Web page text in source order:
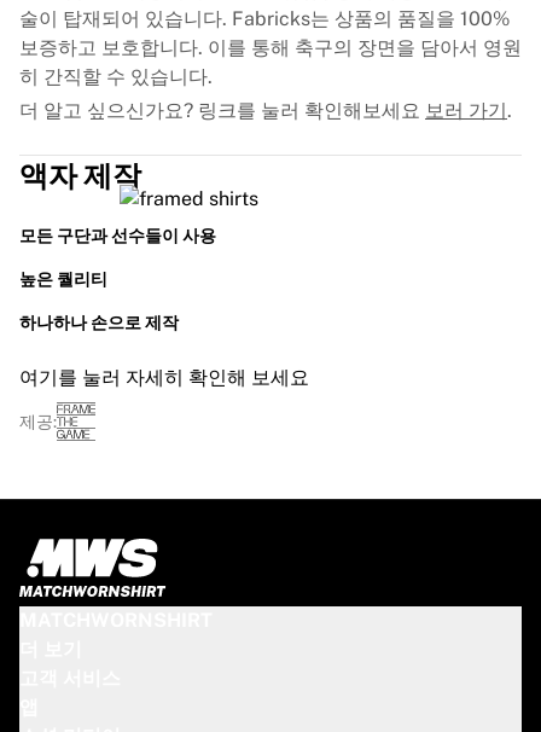
술이 탑재되어 있습니다. Fabricks는 상품의 품질을 100%
보증하고 보호합니다. 이를 통해 축구의 장면을 담아서 영원
히 간직할 수 있습니다.
더 알고 싶으신가요? 링크를 눌러 확인해보세요 보러 가기.
액자 제작
모든 구단과 선수들이 사용
높은 퀄리티
하나하나 손으로 제작
여기를 눌러 자세히 확인해 보세요
제공: